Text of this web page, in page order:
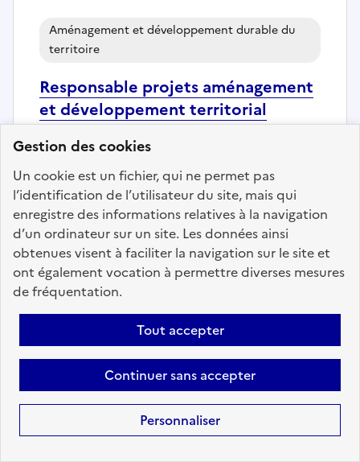
Gestion des cookies
Un cookie est un fichier, qui ne permet pas
l’identification de l’utilisateur du site, mais qui
enregistre des informations relatives à la navigation
d’un ordinateur sur un site. Les données ainsi
obtenues visent à faciliter la navigation sur le site et
ont également vocation à permettre diverses mesures
de fréquentation.
Tout accepter
Continuer sans accepter
Personnaliser
Responsable projets aménagement
et développement territorial
Aménagement et développement durable du
territoire
Localisation :
Val d'Oise
(95)
Employeur :
Etablissements publics de coopération
intercommunale
En ligne depuis le 04 août 2026
Ajouter aux favoris: Responsable projets
Fonction
publique